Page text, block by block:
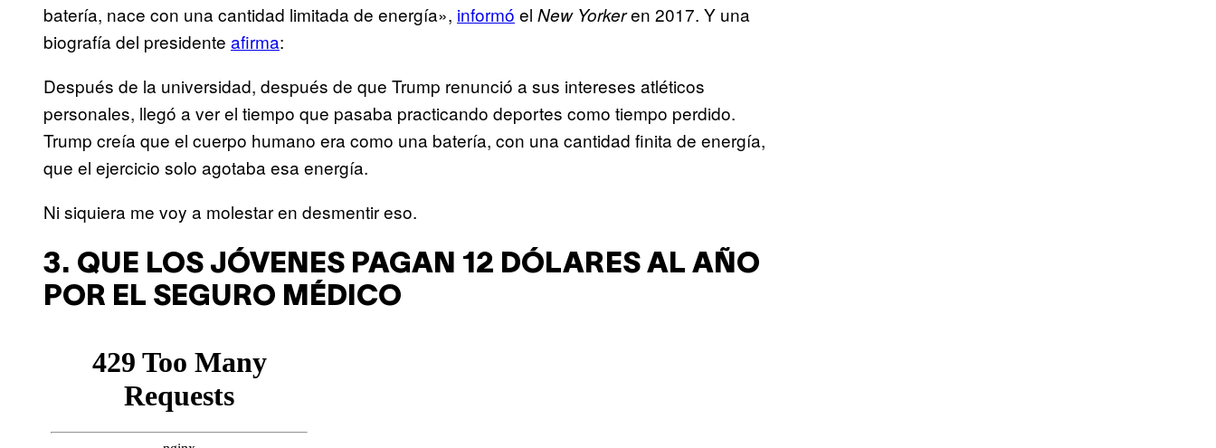
batería, nace con una cantidad limitada de energía», informó el New Yorkeren 2017. Y una
biografía del presidente afirma:
Después de la universidad, después de que Trump renunció a sus intereses atléticos
personales, llegó a ver el tiempo que pasaba practicando deportes como tiempo perdido.
Trump creía que el cuerpo humano era como una batería, con una cantidad finita de energía,
que el ejercicio solo agotaba esa energía.
Ni siquiera me voy a molestar en desmentir eso.
3. QUE LOS JÓVENES PAGAN 12 DÓLARES AL AÑO
POR EL SEGURO MÉDICO